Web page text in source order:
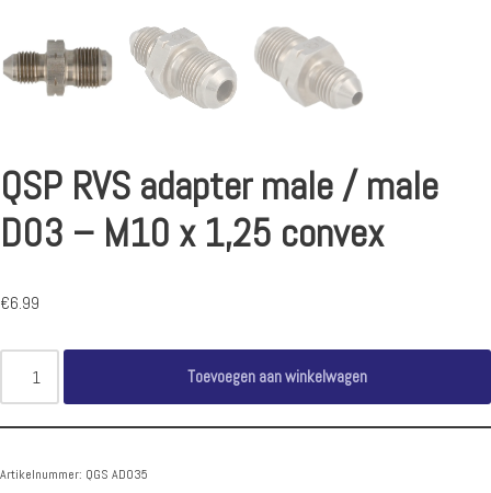
QSP RVS adapter male / male
D03 – M10 x 1,25 convex
€6.99
Toevoegen aan winkelwagen
Artikelnummer: QGS AD035